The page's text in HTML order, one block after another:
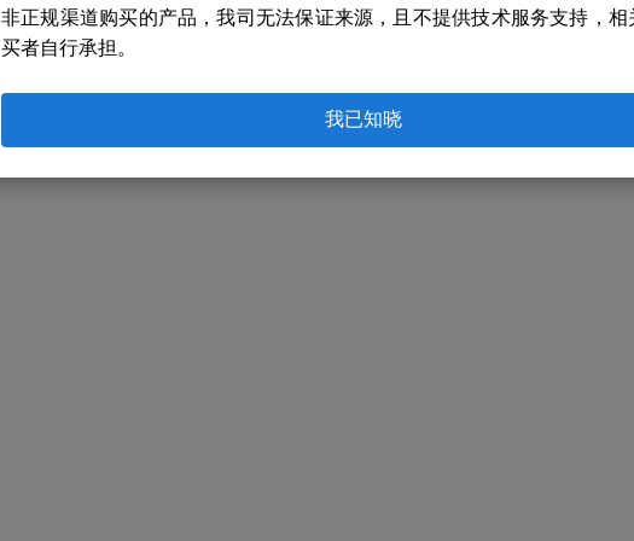
非正规渠道购买的产品，我司无法保证来源，且不提供技术服务支持，相
买者自行承担。
我已知晓